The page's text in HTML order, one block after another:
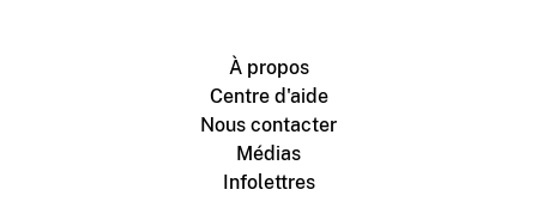
À propos
Centre d'aide
Nous contacter
Médias
Infolettres